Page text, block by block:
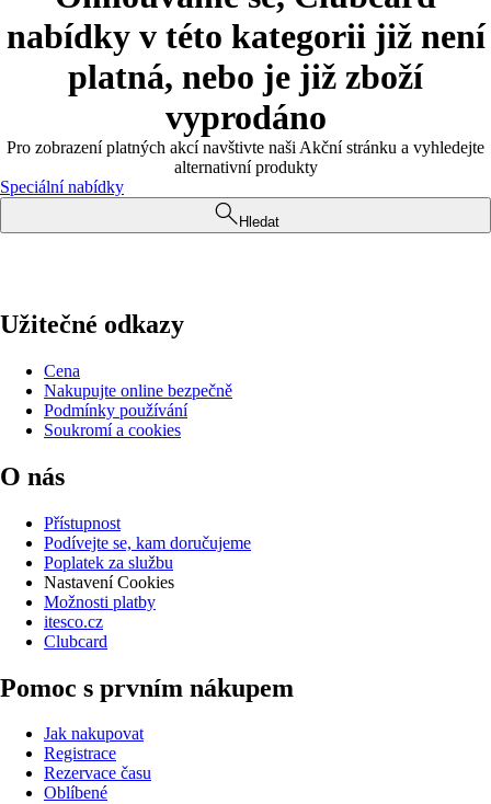
nabídky v této kategorii již není
platná, nebo je již zboží
vyprodáno
Pro zobrazení platných akcí navštivte naši Akční stránku a vyhledejte
alternativní produkty
Speciální nabídky
Hledat
Užitečné odkazy
Cena
Nakupujte online bezpečně
Podmínky používání
Soukromí a cookies
O nás
Přístupnost
Podívejte se, kam doručujeme
Poplatek za službu
Nastavení Cookies
Možnosti platby
itesco.cz
Clubcard
Pomoc s prvním nákupem
Jak nakupovat
Registrace
Rezervace času
Oblíbené